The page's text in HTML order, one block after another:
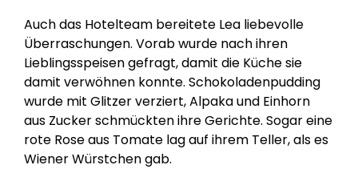
Auch das Hotelteam bereitete Lea liebevolle
Überraschungen. Vorab wurde nach ihren
Lieblingsspeisen gefragt, damit die Küche sie
damit verwöhnen konnte. Schokoladenpudding
wurde mit Glitzer verziert, Alpaka und Einhorn
aus Zucker schmückten ihre Gerichte. Sogar eine
rote Rose aus Tomate lag auf ihrem Teller, als es
Wiener Würstchen gab.